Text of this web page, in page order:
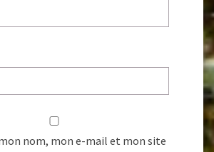
nom, mon e-mail et mon site